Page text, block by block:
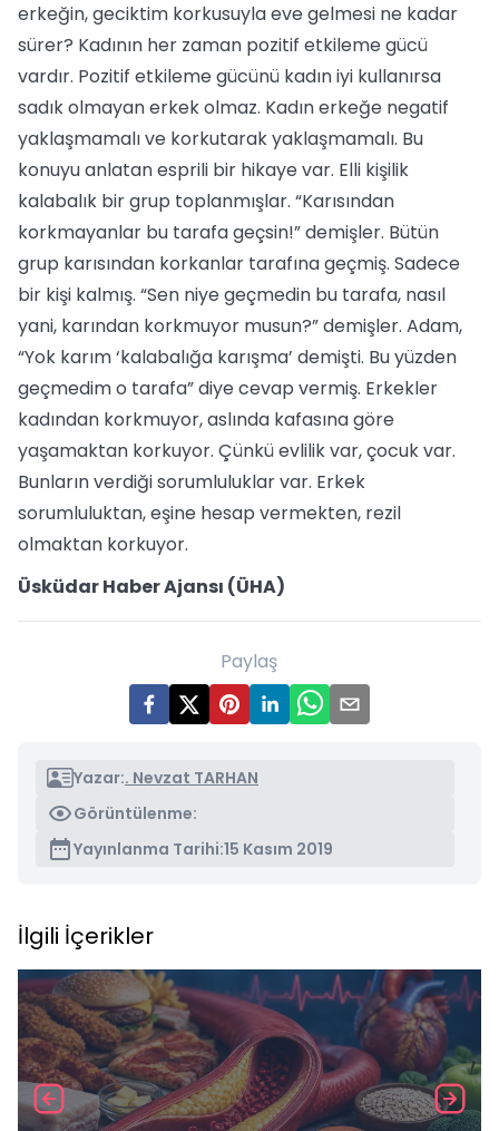
erkeğin, geciktim korkusuyla eve gelmesi ne kadar
sürer? Kadının her zaman pozitif etkileme gücü
vardır. Pozitif etkileme gücünü kadın iyi kullanırsa
sadık olmayan erkek olmaz. Kadın erkeğe negatif
yaklaşmamalı ve korkutarak yaklaşmamalı. Bu
konuyu anlatan esprili bir hikaye var. Elli kişilik
kalabalık bir grup toplanmışlar. “Karısından
korkmayanlar bu tarafa geçsin!” demişler. Bütün
grup karısından korkanlar tarafına geçmiş. Sadece
bir kişi kalmış. “Sen niye geçmedin bu tarafa, nasıl
yani, karından korkmuyor musun?” demişler. Adam,
“Yok karım ‘kalabalığa karışma’ demişti. Bu yüzden
geçmedim o tarafa” diye cevap vermiş. Erkekler
kadından korkmuyor, aslında kafasına göre
yaşamaktan korkuyor. Çünkü evlilik var, çocuk var.
Bunların verdiği sorumluluklar var. Erkek
sorumluluktan, eşine hesap vermekten, rezil
olmaktan korkuyor.
Üsküdar Haber Ajansı (ÜHA)
Paylaş
Yazar:. Nevzat TARHAN
Görüntülenme:
Yayınlanma Tarihi:15 Kasım 2019
İlgili İçerikler